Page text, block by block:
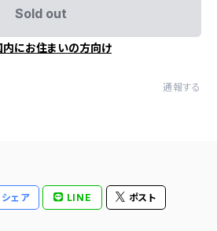
Sold out
内にお住まいの方向け
通報する
シェア LINE ポスト